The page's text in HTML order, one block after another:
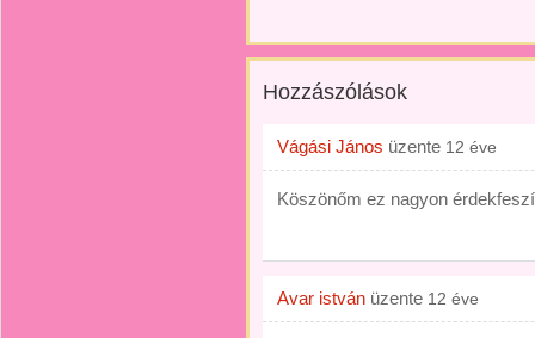
Hozzászólások
Vágási János üzente 12 éve
Köszönőm ez nagyon
Avar istván üzente 12 éve